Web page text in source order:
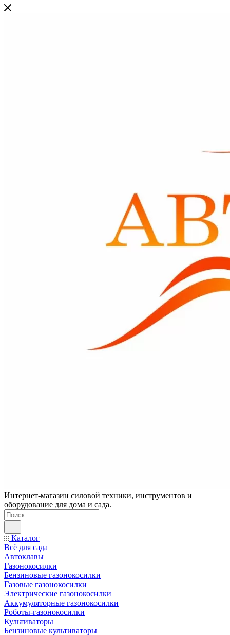
Интернет-магазин силовой техники, инструментов и
оборудование для дома и сада.
Каталог
Всё для сада
Автоклавы
Газонокосилки
Бензиновые газонокосилки
Газовые газонокосилки
Электрические газонокосилки
Аккумуляторные газонокосилки
Роботы-газонокосилки
Культиваторы
Бензиновые культиваторы